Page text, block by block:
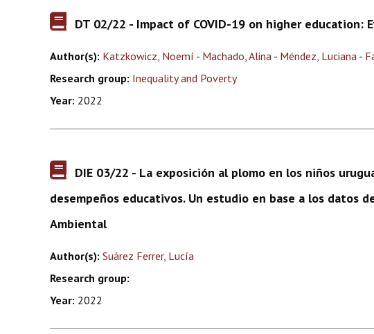
DT 02/22 - Impact of COVID-19 on higher education:
Author(s): Katzkowicz, Noemí - Machado, Alina - Méndez, Luciana -
Research group: Inequality and Poverty
Year: 2022
DIE 03/22 - La exposición al plomo en los niños
desempeños educativos. Un estudio en base a los datos
Ambiental
Author(s): Suárez Ferrer, Lucía
Research group:
Year: 2022